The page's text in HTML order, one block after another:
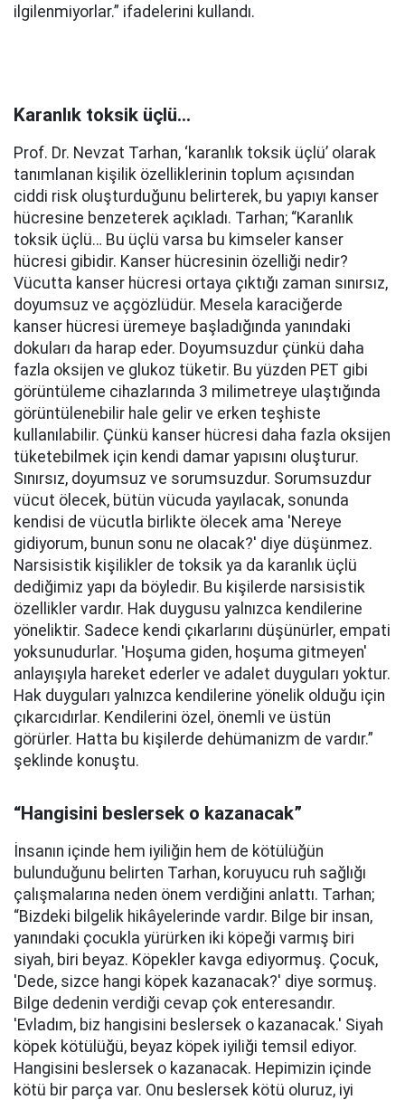
ilgilenmiyorlar.” ifadelerini kullandı.
Karanlık toksik üçlü…
Prof. Dr. Nevzat Tarhan, ‘karanlık toksik üçlü’ olarak
tanımlanan kişilik özelliklerinin toplum açısından
ciddi risk oluşturduğunu belirterek, bu yapıyı kanser
hücresine benzeterek açıkladı. Tarhan; “Karanlık
toksik üçlü… Bu üçlü varsa bu kimseler kanser
hücresi gibidir. Kanser hücresinin özelliği nedir?
Vücutta kanser hücresi ortaya çıktığı zaman sınırsız,
doyumsuz ve açgözlüdür. Mesela karaciğerde
kanser hücresi üremeye başladığında yanındaki
dokuları da harap eder. Doyumsuzdur çünkü daha
fazla oksijen ve glukoz tüketir. Bu yüzden PET gibi
görüntüleme cihazlarında 3 milimetreye ulaştığında
görüntülenebilir hale gelir ve erken teşhiste
kullanılabilir. Çünkü kanser hücresi daha fazla oksijen
tüketebilmek için kendi damar yapısını oluşturur.
Sınırsız, doyumsuz ve sorumsuzdur. Sorumsuzdur
vücut ölecek, bütün vücuda yayılacak, sonunda
kendisi de vücutla birlikte ölecek ama 'Nereye
gidiyorum, bunun sonu ne olacak?' diye düşünmez.
Narsisistik kişilikler de toksik ya da karanlık üçlü
dediğimiz yapı da böyledir. Bu kişilerde narsisistik
özellikler vardır. Hak duygusu yalnızca kendilerine
yöneliktir. Sadece kendi çıkarlarını düşünürler, empati
yoksunudurlar. 'Hoşuma giden, hoşuma gitmeyen'
anlayışıyla hareket ederler ve adalet duyguları yoktur.
Hak duyguları yalnızca kendilerine yönelik olduğu için
çıkarcıdırlar. Kendilerini özel, önemli ve üstün
görürler. Hatta bu kişilerde dehümanizm de vardır.”
şeklinde konuştu.
“Hangisini beslersek o kazanacak”
İnsanın içinde hem iyiliğin hem de kötülüğün
bulunduğunu belirten Tarhan, koruyucu ruh sağlığı
çalışmalarına neden önem verdiğini anlattı. Tarhan;
“Bizdeki bilgelik hikâyelerinde vardır. Bilge bir insan,
yanındaki çocukla yürürken iki köpeği varmış biri
siyah, biri beyaz. Köpekler kavga ediyormuş. Çocuk,
'Dede, sizce hangi köpek kazanacak?' diye sormuş.
Bilge dedenin verdiği cevap çok enteresandır.
'Evladım, biz hangisini beslersek o kazanacak.' Siyah
köpek kötülüğü, beyaz köpek iyiliği temsil ediyor.
Hangisini beslersek o kazanacak. Hepimizin içinde
kötü bir parça var. Onu beslersek kötü oluruz, iyi